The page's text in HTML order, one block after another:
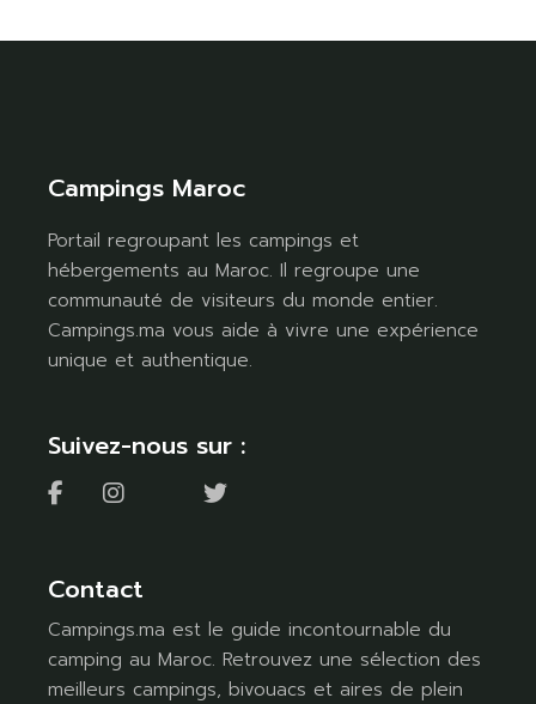
Campings Maroc
Portail regroupant les campings et
hébergements au Maroc. Il regroupe une
communauté de visiteurs du monde entier.
Campings.ma vous aide à vivre une expérience
unique et authentique.
Suivez-nous sur :
Contact
Campings.ma est le guide incontournable du
camping au Maroc. Retrouvez une sélection des
meilleurs campings, bivouacs et aires de plein